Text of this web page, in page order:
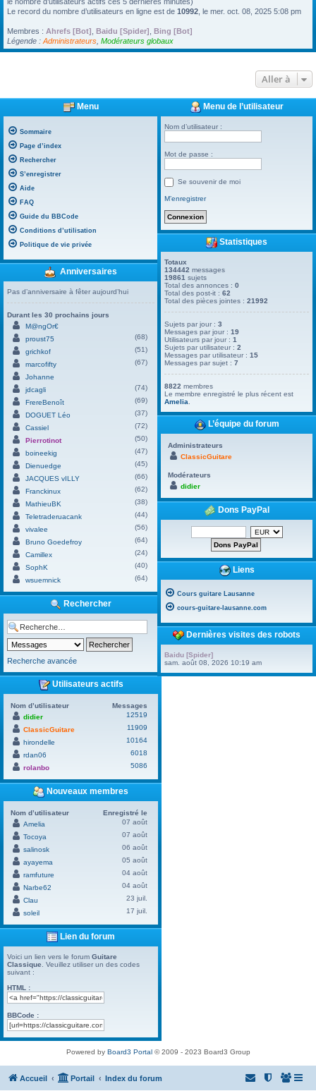
Le record du nombre d’utilisateurs en ligne est de 10992 , le mer. oct. 08, 2025 5:08 pm
Membres : Ahrefs [Bot] Baidu [Spider] Bing [Bot]
Légende : Administrateurs Modérateurs globaux
Aller à
Menu
Sommaire
Page d’index
Rechercher
S’enregistrer
Aide
FAQ
Guide du BBCode
Conditions d’utilisation
Politique de vie privée
Anniversaires
Pas d’anniversaire à fêter aujourd’hui
Durant les 30 prochains jours
M@ngOr€
proust75
(68)
grichkof
(51)
marcofifty
(67)
Johanne
jdcagli
(74)
FrereBenoît
(69)
DOGUET Léo
(37)
Cassiel
(72)
Pierrotinot
(50)
boineekig
(47)
Dienuedge
(45)
JACQUES vILLY
(66)
Franckinux
(62)
MathieuBK
(38)
Teletraderuacank
(44)
vivalee
(56)
Bruno Goedefroy
(64)
Camillex
(24)
SophK
(40)
wsuemnick
(64)
Rechercher
Recherche avancée
Utilisateurs actifs
Nom d’utilisateur
Messages
didier
12519
ClassicGuitare
11909
hirondelle
10164
rdan06
6018
rolanbo
5086
Nouveaux membres
Nom d’utilisateur
Enregistré le
Amelia
07 août
Tocoya
07 août
salinosk
06 août
ayayema
05 août
ramfuture
04 août
Narbe62
04 août
Clau
23 juil.
soleil
17 juil.
Lien du forum
Voici un lien vers le forum Guitare
Classique . Veuillez utiliser un des codes
suivant :
HTML :
BBCode :
Menu de l’utilisateur
Nom d’utilisateur :
Mot de passe :
Se souvenir de moi
M’enregistrer
Statistiques
Totaux
134442 messages
19861 sujets
Total des annonces :0
Total des post-it :62
Total des pièces jointes :21992
Sujets par jour :3
Messages par jour :19
Utilisateurs par jour :1
Sujets par utilisateur :2
Messages par utilisateur :15
Messages par sujet :7
8822 membres
Le membre enregistré le plus récent est
Amelia
L’équipe du forum
Administrateurs
ClassicGuitare
Modérateurs
didier
Dons PayPal
Liens
Cours guitare Lausanne
cours-guitare-lausanne.com
Dernières visites des robots
Baidu [Spider]
sam. août 08, 2026 10:19 am
Powered by Board3 Portal© 2009 - 2023 Board3 Group
Accueil Portail Index du forum